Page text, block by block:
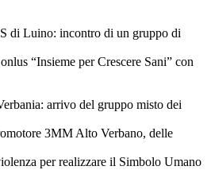
di Luino: incontro di un gruppo di
“Insieme per Crescere Sani” con
arrivo del gruppo misto dei
3MM Alto Verbano, delle
per realizzare il Simbolo Umano